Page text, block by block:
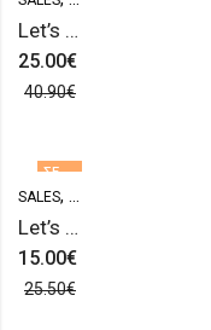
ΕΚΤΌΣ
ΑΠΟΘΈΜΑΤΟΣ
Let’s Sparkle in Green Cuff
25.00€
40.90€
ΣΕ
ΠΡΟΣΦΟΡΆ
SALES,
Let’s Sparkle with Hearts 1.
15.00€
25.50€